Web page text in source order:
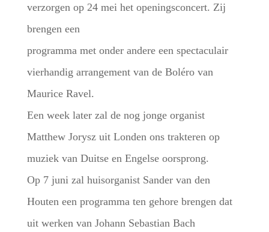
verzorgen op 24 mei het openingsconcert. Zij
brengen een
programma met onder andere een spectaculair
vierhandig arrangement van de Boléro van
Maurice Ravel.
Een week later zal de nog jonge organist
Matthew Jorysz uit Londen ons trakteren op
muziek van Duitse en Engelse oorsprong.
Op 7 juni zal huisorganist Sander van den
Houten een programma ten gehore brengen dat
uit werken van Johann Sebastian Bach